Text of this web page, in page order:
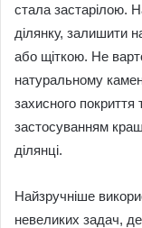
стала застарілою.
ділянку, залишити
або щіткою. Не
натуральному
захисного
застосуванням
ділянці.
Найзручніше
невеликих задач,